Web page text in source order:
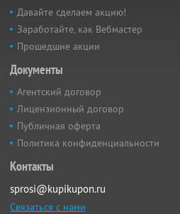
Давайте сделаем акцию!
Заработайте, как Вебмастер
Прошедшие акции
Документы
Агентский договор
Лицензионный договор
Публичная оферта
Политика конфиденциальности
Контакты
sprosi@kupikupon.ru
Связаться с нами